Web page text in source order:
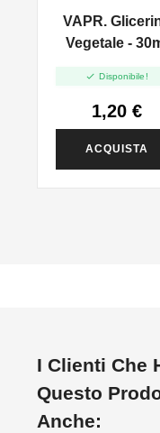
VAPR.
Vegetale -
 Disponibile!
1,20 €
ACQUISTA
I Clienti Che
Questo
Anche: